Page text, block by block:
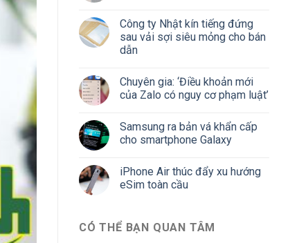
Công ty Nhật kín tiếng đứng
sau vải sợi siêu mỏng cho bán
dẫn
Chuyên gia: ‘Điều khoản mới
của Zalo có nguy cơ phạm luật’
Samsung ra bản vá khẩn cấp
cho smartphone Galaxy
iPhone Air thúc đẩy xu hướng
eSim toàn cầu
CÓ THỂ BẠN QUAN TÂM